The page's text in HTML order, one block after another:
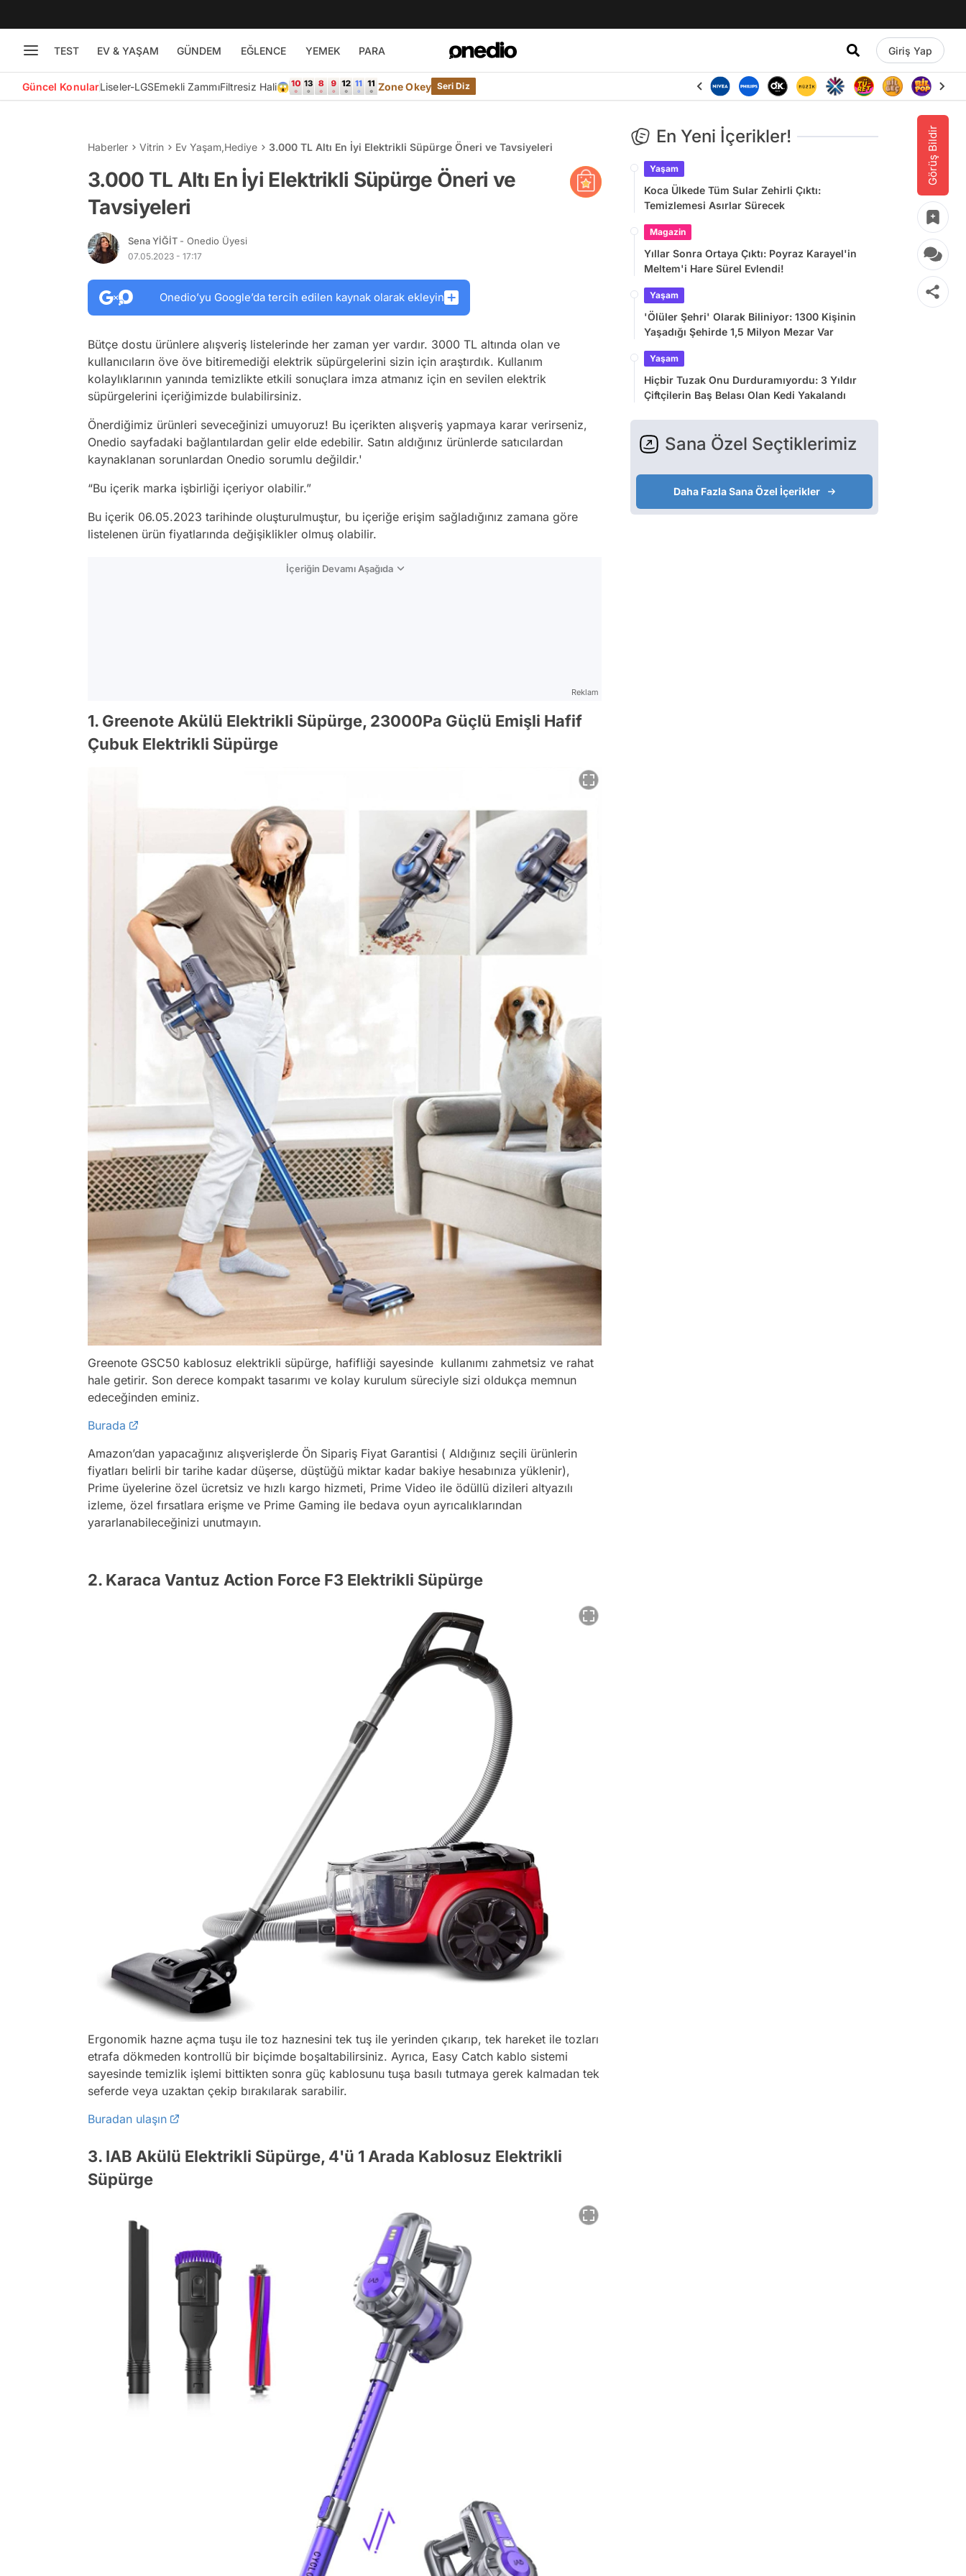
TEST EV & YAŞAM GÜNDEM EĞLENCE YEMEK PARA Giriş Yap
Güncel KonularLiseler-LGSEmekli ZammıFiltresiz Hali😱 Zone Okey Seri Diz
Görüş Bildir
Haberler Vitrin Ev Yaşam,Hediye 3.000 TL Altı En İyi Elektrikli Süpürge Öneri ve Tavsiyeleri
3.000 TL Altı En İyi Elektrikli Süpürge Öneri ve
Tavsiyeleri
Sena YİĞİT - Onedio Üyesi
07.05.2023 - 17:17
Onedio’yu Google’da tercih edilen kaynak olarak ekleyin
Bütçe dostu ürünlere alışveriş listelerinde her zaman yer vardır. 3000 TL altında olan ve
kullanıcıların öve öve bitiremediği elektrik süpürgelerini sizin için araştırdık. Kullanım
kolaylıklarının yanında temizlikte etkili sonuçlara imza atmanız için en sevilen elektrik
süpürgelerini içeriğimizde bulabilirsiniz.
Önerdiğimiz ürünleri seveceğinizi umuyoruz! Bu içerikten alışveriş yapmaya karar verirseniz,
Onedio sayfadaki bağlantılardan gelir elde edebilir. Satın aldığınız ürünlerde satıcılardan
kaynaklanan sorunlardan Onedio sorumlu değildir.'
“Bu içerik marka işbirliği içeriyor olabilir.”
Bu içerik 06.05.2023 tarihinde oluşturulmuştur, bu içeriğe erişim sağladığınız zamana göre
listelenen ürün fiyatlarında değişiklikler olmuş olabilir.
İçeriğin Devamı Aşağıda
Reklam
1. Greenote Akülü Elektrikli Süpürge, 23000Pa Güçlü Emişli Hafif
Çubuk Elektrikli Süpürge
Greenote GSC50 kablosuz elektrikli süpürge, hafifliği sayesinde kullanımı zahmetsiz ve rahat
hale getirir. Son derece kompakt tasarımı ve kolay kurulum süreciyle sizi oldukça memnun
edeceğinden eminiz.
Burada
Amazon’dan yapacağınız alışverişlerde Ön Sipariş Fiyat Garantisi ( Aldığınız seçili ürünlerin
fiyatları belirli bir tarihe kadar düşerse, düştüğü miktar kadar bakiye hesabınıza yüklenir),
Prime üyelerine özel ücretsiz ve hızlı kargo hizmeti, Prime Video ile ödüllü dizileri altyazılı
izleme, özel fırsatlara erişme ve Prime Gaming ile bedava oyun ayrıcalıklarından
yararlanabileceğinizi unutmayın.
2. Karaca Vantuz Action Force F3 Elektrikli Süpürge
Ergonomik hazne açma tuşu ile toz haznesini tek tuş ile yerinden çıkarıp, tek hareket ile tozları
etrafa dökmeden kontrollü bir biçimde boşaltabilirsiniz. Ayrıca, Easy Catch kablo sistemi
sayesinde temizlik işlemi bittikten sonra güç kablosunu tuşa basılı tutmaya gerek kalmadan tek
seferde veya uzaktan çekip bırakılarak sarabilir.
Buradan ulaşın
3. IAB Akülü Elektrikli Süpürge, 4'ü 1 Arada Kablosuz Elektrikli
Süpürge
En Yeni İçerikler!
Yaşam
Koca Ülkede Tüm Sular Zehirli Çıktı:
Temizlemesi Asırlar Sürecek
Magazin
Yıllar Sonra Ortaya Çıktı: Poyraz Karayel'in
Meltem'i Hare Sürel Evlendi!
Yaşam
'Ölüler Şehri' Olarak Biliniyor: 1300 Kişinin
Yaşadığı Şehirde 1,5 Milyon Mezar Var
Yaşam
Hiçbir Tuzak Onu Durduramıyordu: 3 Yıldır
Çiftçilerin Baş Belası Olan Kedi Yakalandı
Sana Özel Seçtiklerimiz
Daha Fazla Sana Özel İçerikler